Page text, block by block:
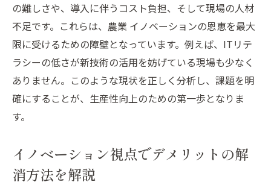
の難しさや、導入に伴うコスト負担、そして現場の人材
不足です。これらは、農業 イノベーションの恩恵を最大
限に受けるための障壁となっています。例えば、ITリテ
ラシーの低さが新技術の活用を妨げている現場も少なく
ありません。このような現状を正しく分析し、課題を明
確にすることが、生産性向上のための第一歩となりま
す。
イノベーション視点でデメリットの解
消方法を解説